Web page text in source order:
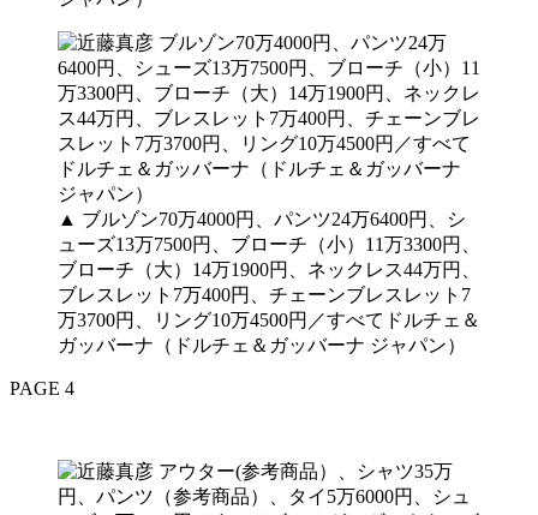
▲ ブルゾン70万4000円、パンツ24万6400円、シ
ューズ13万7500円、ブローチ（小）11万3300円、
ブローチ（大）14万1900円、ネックレス44万円、
ブレスレット7万400円、チェーンブレスレット7
万3700円、リング10万4500円／すべてドルチェ＆
ガッバーナ（ドルチェ＆ガッバーナ ジャパン）
PAGE 4